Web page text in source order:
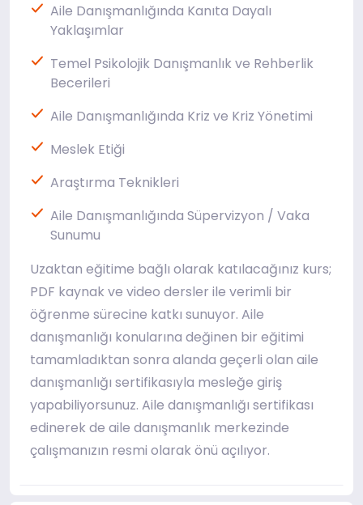
Aile Danışmanlığında Kanıta Dayalı
Yaklaşımlar
Temel Psikolojik Danışmanlık ve Rehberlik
Becerileri
Aile Danışmanlığında Kriz ve Kriz Yönetimi
Meslek Etiği
Araştırma Teknikleri
Aile Danışmanlığında Süpervizyon / Vaka
Sunumu
Uzaktan eğitime bağlı olarak katılacağınız kurs;
PDF kaynak ve video dersler ile verimli bir
öğrenme sürecine katkı sunuyor. Aile
danışmanlığı konularına değinen bir eğitimi
tamamladıktan sonra alanda geçerli olan aile
danışmanlığı sertifikasıyla mesleğe giriş
yapabiliyorsunuz. Aile danışmanlığı sertifikası
edinerek de aile danışmanlık merkezinde
çalışmanızın resmi olarak önü açılıyor.